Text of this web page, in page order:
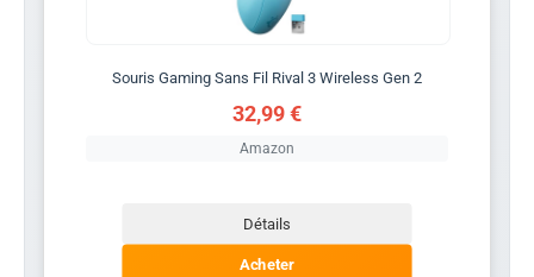
Souris Gaming Sans Fil Rival 3 Wireless Gen 2
32,99 €
Amazon
Détails
Acheter